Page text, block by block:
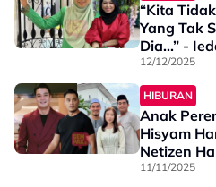
“Kita
Yang Tak
Dia...” -
12/12/2025
HIBURAN
Anak
Hisyam
Netizen
“Kalau
11/11/2025